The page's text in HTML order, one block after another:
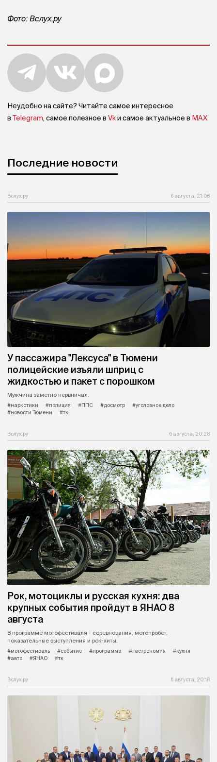
Фото: Вслух.ру
Неудобно на сайте? Читайте самое интересное
в Telegram, самое полезное в Vkи самое актуальное в MAX
Последние новости
Вслух.ру 6 августа, 21:08
У пассажира "Лексуса" в Тюмени
полицейские изъяли шприц с
жидкостью и пакет с порошком
Мужчина заметно нервничал.
#наркотики
#полиция #ППС #досмотр
#уголовное дело
#новости Тюмени
#тк
Вслух.ру 6 августа, 20:28
Рок, мотоциклы и русская кухня: два
крупных события пройдут в ЯНАО 8
августа
В программе мотофестиваля - соревнования, мотопробег,
показательные выступления и рок-хиты.
#мотофестиваль
#событие #программа #гастрономия
#кухня
#авто
#ЯНАО #тк
Вслух.ру 6 августа, 20:18